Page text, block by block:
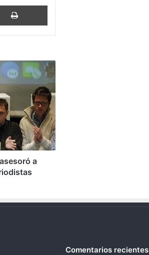
Imprimir
a
Comentarios recientes